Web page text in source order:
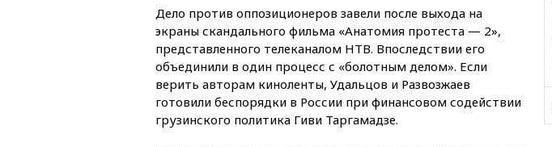
Дело против оппозиционеров завели после выхода на
экраны скандального фильма «Анатомия протеста — 2»,
представленного телеканалом НТВ. Впоследствии его
объединили в один процесс с «болотным делом». Если
верить авторам киноленты, Удальцов и Развозжаев
готовили беспорядки в России при финансовом содействии
грузинского политика Гиви Таргамадзе.